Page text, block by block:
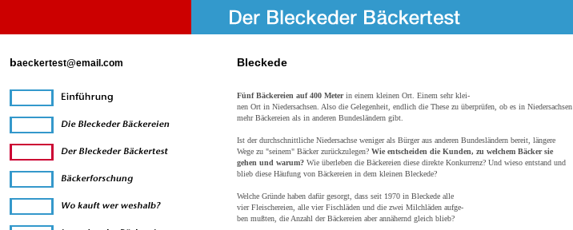
baeckertest@email.com Bleckede
Fünf Bäckereien auf 400 Meterin einem kleinen Ort. Einem sehr klei-
nen Ort in Niedersachsen. Also die Gelegenheit, endlich die These zu überprüfen, ob es in Niedersachsen
mehr Bäckereien als in anderen Bundesländern gibt.
Ist der durchschnittliche Niedersachse weniger als Bürger aus anderen Bundesländern bereit, längere
Wege zu "seinem" Bäcker zurückzulegen? Wie entscheiden die Kunden, zu welchem Bäcker sie
gehen und warum? Wie überleben die Bäckereien diese direkte Konkurrenz? Und wieso entstand und
blieb diese Häufung von Bäckereien in dem kleinen Bleckede?
Welche Gründe haben dafür gesorgt, dass seit 1970 in Bleckede alle
vier Fleischereien, alle vier Fischläden und die zwei Milchläden aufge-
ben mußten, die Anzahl der Bäckereien aber annähernd gleich blieb?